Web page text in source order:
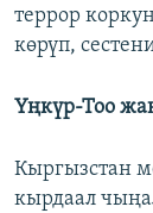
террор
көрүп,
Үңкүр-Тоо
Кыргызстан
кырдаал